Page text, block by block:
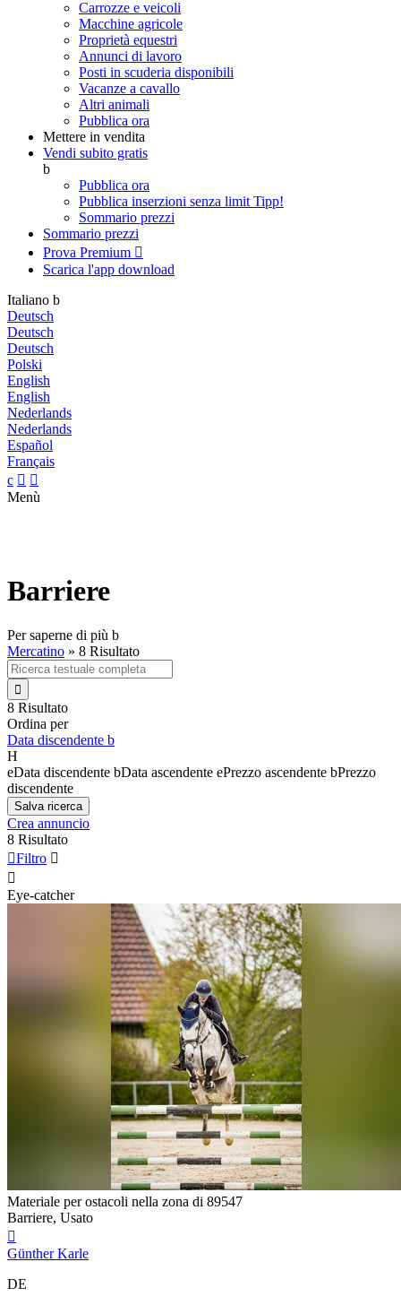
Carrozze e veicoli
Macchine agricole
Proprietà equestri
Annunci di lavoro
Posti in scuderia disponibili
Vacanze a cavallo
Altri animali
Pubblica ora
Mettere in vendita
Vendi subito gratis
b
Pubblica ora
Pubblica inserzioni senza limit Tipp!
Sommario prezzi
Sommario prezzi
Prova Premium 
Scarica l'app download
Italiano b
Deutsch
Deutsch
Deutsch
Polski
English
English
Nederlands
Nederlands
Español
Français
c  
Menù
Barriere
Per saperne di più b
Mercatino » 8 Risultato

8 Risultato
Ordina per
Data discendente b
H
eData discendente bData ascendente ePrezzo ascendente bPrezzo
discendente
Salva ricerca
Crea annuncio
8 Risultato
Filtro 

Eye-catcher
Materiale per ostacoli nella zona di 89547
Barriere, Usato

Günther Karle
DE